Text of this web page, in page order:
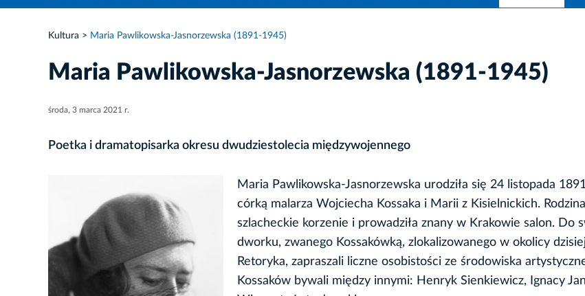
Kultura Maria Pawlikowska-Jasnorzewska (1891-1945)
Maria Pawlikowska-Jasnorzewska (1891-1945)
środa, 3 marca 2021 r.
Poetka i dramatopisarka okresu dwudziestolecia międzywojennego
Maria Pawlikowska-Jasnorzewska urodziła się 24 listopada
córką malarza Wojciecha Kossaka i Marii z Kisielnickich.
szlacheckie korzenie i prowadziła znany w Krakowie salon. Do
dworku, zwanego Kossakówką, zlokalizowanego w okolicy
Retoryka, zapraszali liczne osobistości ze środowiska
Kossaków bywali między innymi: Henryk Sienkiewicz, Ignacy